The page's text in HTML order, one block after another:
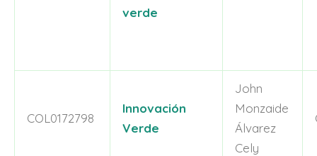
verde
COL0172798
Innovación
Verde
John
Monzaide
Álvarez
Cely